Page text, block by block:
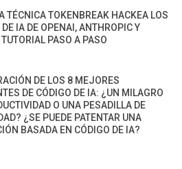
TÉCNICA TOKENBREAK HACKEA LOS
DE IA DE OPENAI, ANTHROPIC Y
PASO A PASO
DE LOS 8 MEJORES
DE CÓDIGO DE IA: ¿UN MILAGRO
O UNA PESADILLA DE
¿SE PUEDE PATENTAR UNA
BASADA EN CÓDIGO DE IA?